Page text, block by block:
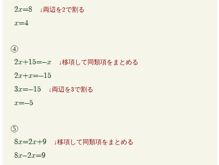
2x=8
両辺を2で割る
x=4
2x+15=-x 移項して同類項をまとめる
2x+x=-15
3x=-15
両辺を3で割る
x=-5
8x=2x+9 移項して同類項をまとめる
8x-2x=9